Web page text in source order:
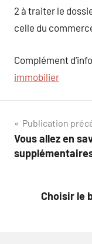
2 à traiter le
celle du
Complément
immobilier
de
Publication
Vous allez en
Choisir le